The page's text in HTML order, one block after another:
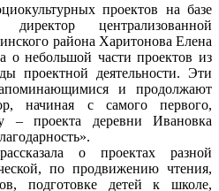
проектов на базе
централизованной
района Харитонова Елена
о небольшой части проектов из
проектной деятельности. Эти
и продолжают
начиная с самого первого,
– проекта деревни Ивановка
о проектах разной
по продвижению чтения,
подготовке детей к школе,